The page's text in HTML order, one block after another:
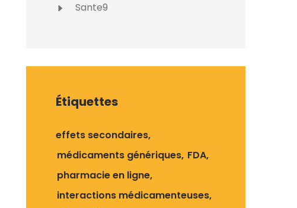
Sante9
Étiquettes
effets secondaires
médicaments génériques FDA
pharmacie en ligne
interactions médicamenteuses